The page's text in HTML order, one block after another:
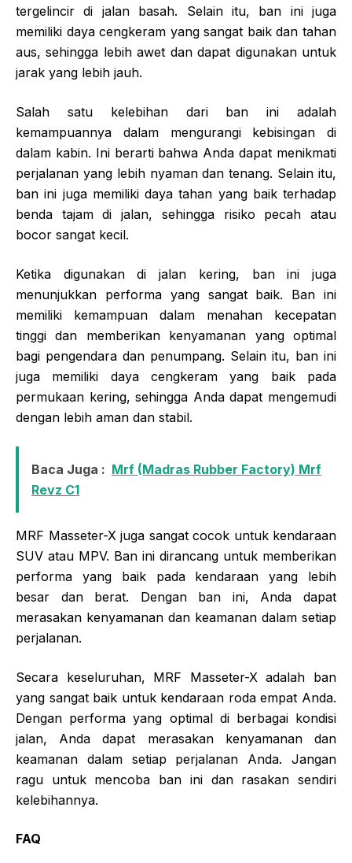
tergelincir di jalan basah. Selain itu, ban ini juga
memiliki daya cengkeram yang sangat baik dan tahan
aus, sehingga lebih awet dan dapat digunakan untuk
jarak yang lebih jauh.
Salah satu kelebihan dari ban ini adalah
kemampuannya dalam mengurangi kebisingan di
dalam kabin. Ini berarti bahwa Anda dapat menikmati
perjalanan yang lebih nyaman dan tenang. Selain itu,
ban ini juga memiliki daya tahan yang baik terhadap
benda tajam di jalan, sehingga risiko pecah atau
bocor sangat kecil.
Ketika digunakan di jalan kering, ban ini juga
menunjukkan performa yang sangat baik. Ban ini
memiliki kemampuan dalam menahan kecepatan
tinggi dan memberikan kenyamanan yang optimal
bagi pengendara dan penumpang. Selain itu, ban ini
juga memiliki daya cengkeram yang baik pada
permukaan kering, sehingga Anda dapat mengemudi
dengan lebih aman dan stabil.
Baca Juga : Mrf (Madras Rubber Factory) Mrf
Revz C1
MRF Masseter-X juga sangat cocok untuk kendaraan
SUV atau MPV. Ban ini dirancang untuk memberikan
performa yang baik pada kendaraan yang lebih
besar dan berat. Dengan ban ini, Anda dapat
merasakan kenyamanan dan keamanan dalam setiap
perjalanan.
Secara keseluruhan, MRF Masseter-X adalah ban
yang sangat baik untuk kendaraan roda empat Anda.
Dengan performa yang optimal di berbagai kondisi
jalan, Anda dapat merasakan kenyamanan dan
keamanan dalam setiap perjalanan Anda. Jangan
ragu untuk mencoba ban ini dan rasakan sendiri
kelebihannya.
FAQ